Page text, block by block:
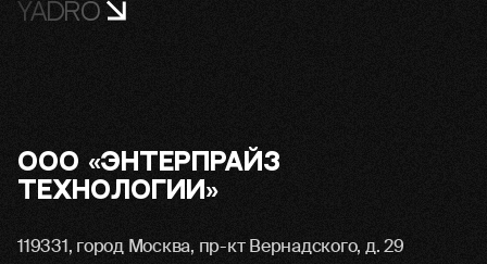
YADRO
ООО «Энтерпрайз
Технологии»
119331, город Москва, пр-кт Вернадского, д. 29